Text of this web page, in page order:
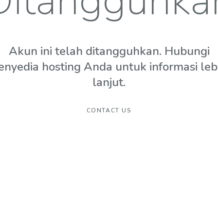
Akun ini telah ditangguhkan. Hubungi
hosting Anda untuk informasi
lanjut.
CONTACT US